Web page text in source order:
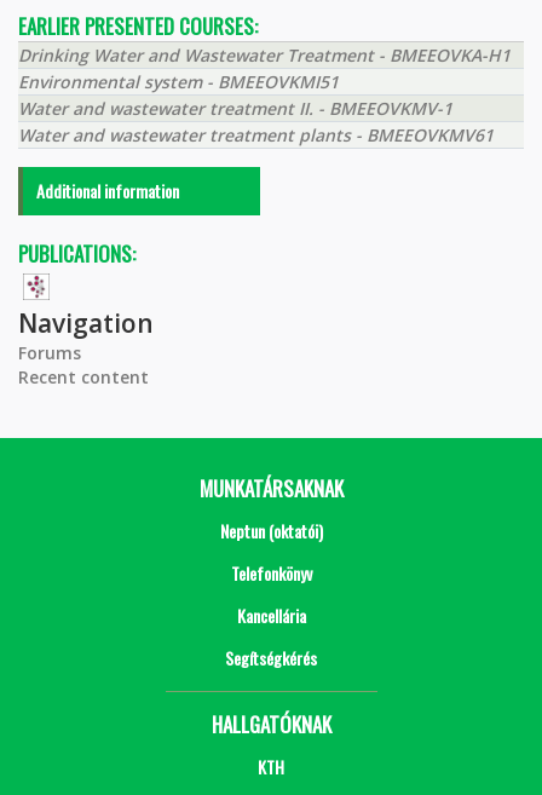
EARLIER PRESENTED COURSES:
Drinking Water and Wastewater Treatment - BMEEOVKA-H1
Environmental system - BMEEOVKMI51
Water and wastewater treatment II. - BMEEOVKMV-1
Water and wastewater treatment plants - BMEEOVKMV61
Additional information
PUBLICATIONS:
Navigation
Forums
Recent content
MUNKATÁRSAKNAK
Neptun (oktatói)
Telefonkönyv
Kancellária
Segítségkérés
HALLGATÓKNAK
KTH